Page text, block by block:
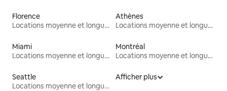
Florence
Locations moyenne et longue durée
Athènes
Locations moyenne et longue durée
Miami
Locations moyenne et longue durée
Montréal
Locations moyenne et longue durée
Seattle
Locations moyenne et longue durée
Afficher plus